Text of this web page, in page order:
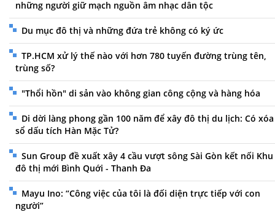
những người giữ mạch nguồn âm nhạc dân tộc
Du mục đô thị và những đứa trẻ không có ký ức
TP.HCM xử lý thế nào với hơn 780 tuyến đường trùng tên,
trùng số?
"Thổi hồn" di sản vào không gian công cộng và hàng hóa
Di dời làng phong gần 100 năm để xây đô thị du lịch: Có xóa
sổ dấu tích Hàn Mặc Tử?
Sun Group đề xuất xây 4 cầu vượt sông Sài Gòn kết nối Khu
đô thị mới Bình Quới - Thanh Đa
Mayu Ino: “Công việc của tôi là đối diện trực tiếp với con
người”